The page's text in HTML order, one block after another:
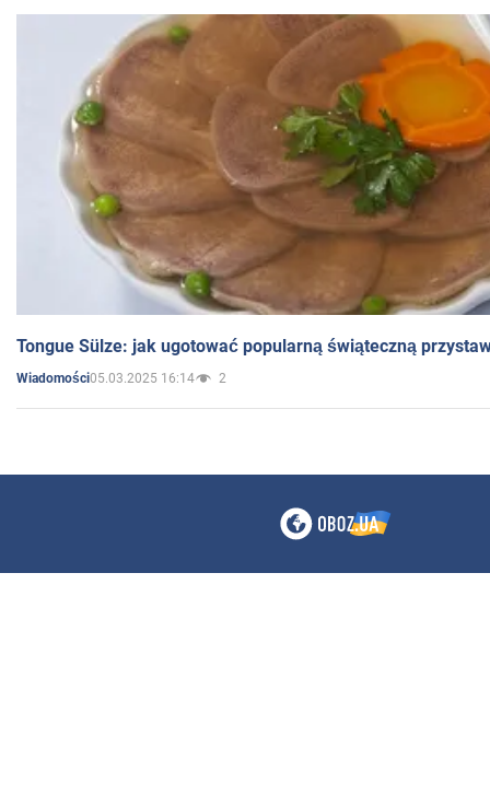
Tongue Sülze: jak ugotować popularną świąteczną
Wiadomości05.03.2025 16:14 2